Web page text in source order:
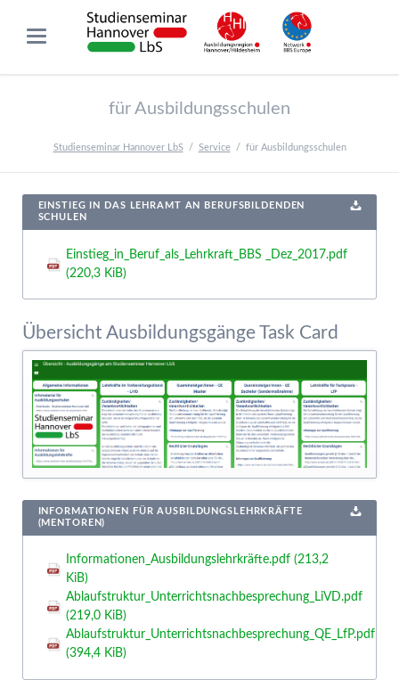
für Ausbildungsschulen
Studienseminar Hannover LbS Service für Ausbildungsschulen
EINSTIEG IN DAS LEHRAMT AN BERUFSBILDENDEN
SCHULEN
Einstieg_in_Beruf_als_Lehrkraft_BBS _Dez_2017.pdf
(220,3 KiB)
Übersicht Ausbildungsgänge Task Card
INFORMATIONEN FÜR AUSBILDUNGSLEHRKRÄFTE
(MENTOREN)
Informationen_Ausbildungslehrkräfte.pdf(213,2
KiB)
Ablaufstruktur_Unterrichtsnachbesprechung_LiVD.pdf
(219,0 KiB)
Ablaufstruktur_Unterrichtsnachbesprechung_QE_LfP.pdf
(394,4 KiB)